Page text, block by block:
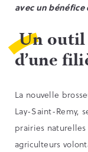
avec un
Un outil
d’une
La nouvelle
Lay-Saint-Remy,
prairies
agriculteurs